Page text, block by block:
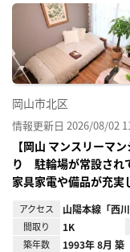
岡山市北区
情報更新日 2026/08/02
【岡山 マンスリーマ
り 駐輪場が常設され
家具家電や備品が充実
アクセス 山陽本線「西川
間取り 1K
築年数 1993年 8月 築